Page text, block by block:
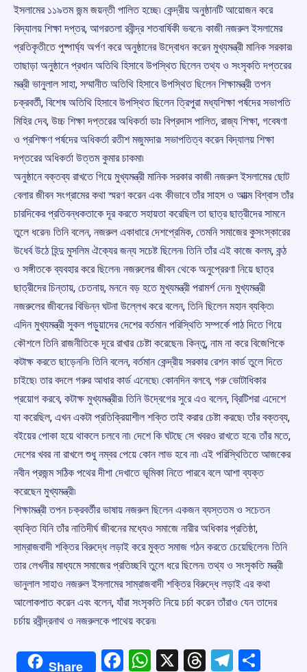
ইসলামের ১১৯তম জন্ম জয়ন্তী পালিত হচ্ছে৷ কেন্দ্রীয় অনুষ্ঠানটি আয়োজন করে
বিদ্যালয় শিক্ষা দপ্তর, আগরতলা রবীন্দ্র শতবার্ষিকী ভবনে৷ কাজী নজরুল ইসলামের
প্রতিকৃতীতে পুষ্পার্ঘ্য অর্পণ করে অনুষ্ঠানের উদ্বোধন করেন মুখ্যমন্ত্রী মানিক সরকার৷
তাছাড়া অনুষ্ঠানে প্রধান অতিথি হিসাবে উপস্থিত ছিলেন তথ্য ও সংসৃকতি দপ্তরের
মন্ত্রী ভানুলাল সাহা, সম্মানীত অতিথি হিসাবে উপস্থিত ছিলেন শিক্ষামন্ত্রী তপন
চক্রবর্তী, বিশেষ অতিথি হিসাবে উপস্থিত ছিলেন ত্রিপুরা মধ্যশিক্ষা পর্ষদের সভাপতি
মিহির দেব, উচ্চ শিক্ষা দপ্তরের অধিকর্তা ডাঃ বিপ্রদাস পালিত, রাজ্য শিক্ষা, গবেষণা
ও প্রশিক্ষণ পর্ষদের অধিকর্তা রতীশ মজুমদার৷ সভাপতিত্ব করেন বিদ্যালয় শিক্ষা
দপ্তরের অধিকর্তা উত্তম কুমার চাকমা৷
অনুষ্ঠানে বক্তব্য রাখতে গিয়ে মুখ্যমন্ত্রী মানিক সরকার কাজী নজরুল ইসলামের ছোট
বেলার জীবন সংগ্রামের কথা স্মরণ করেন এবং কীভাবে তাঁর সাহস ও আাত্ম বিশ্বাস তাঁর
চারদিকের প্রতিবন্ধকতাকে দূর করতে সহায়তা করেছিল তা ছাত্র ছাত্রীদের সামনে
তুলে ধরেন৷ তিনি বলেন, নজরুল একাধারে দেশপ্রেমিক, তেমনি সমাজের কুসংস্কারের
উধের্ব উঠে হিন্দু মুসলিম ঐক্যের জন্য সচেষ্ট ছিলেন৷ তিনি তাঁর এই কাজে কলম, কন্ঠ
ও সঙ্গীতকে ব্যবহার করে ছিলেন৷ নজরুলের জীবন থেকে অনুপ্রেরণা নিয়ে ছাত্র
ছাত্রীদের চিন্তায়, চেতনায়, মননে বড় হতে মুখ্যমন্ত্রী পরামর্শ দেন৷ মুখ্যমন্ত্রী
নজরুলের জীবনের বিভিন্ন ঘটনা উল্লেখ করে বলেন, তিনি ছিলেন মহান ব্যক্তি৷
এদিন মুখ্যমন্ত্রী সুকল পড়ুয়াদের দেশের বর্তমান পরিস্থিতি সম্পর্কে পাঠ দিতে গিয়ে
কৌশলে তিনি রাজনীতিকে দূরে রাখার চেষ্টা করেছেন৷ কিন্তু, নাম না করে বিজেপিকে
কটাক্ষ করতে ছাড়েননি৷ তিনি বলেন, বর্তমান কেন্দ্রীয় সরকার রেশন কার্ড তুলে দিতে
চাইছে৷ তার বদলে গরুর আধার কার্ড এনেছে৷ কোনদিন বলবে, গরু ভোটাধিকার
প্রয়োগ করবে, কটাক্ষ মুখ্যমন্ত্রীর৷ তিনি উদ্বেগের সুরে এও বলেন, ব্রিটিশরা এদেশে
যা করেছিল, এখন একটা প্রতিক্রিয়াশীল শক্তি তাই করার চেষ্টা করছে৷ তাঁর বক্তব্য,
বইয়ের পোকা হয়ে থাকলে চলবে না৷ দেশে কি ঘটছে সে খবরও রাখতে হবে৷ তাঁর মতে,
দেশের খবর না রাখলে শুধু নম্বর পেয়ে কোন লাভ হবে না৷ এই পরিস্থিতিতে আজকের
নবীন প্রজন্ম সঠিক পথের দীশা দেখাতে ভূমিকা নিতে পারবে বলে আশা ব্যক্ত
করেছেন মুখ্যমন্ত্রী৷
শিক্ষামন্ত্রী তপন চক্রবর্তীর ভাষায় নজরুল ছিলেন একজন ব্যস্ততম ও সচেতন
ব্যক্তি যিনি তাঁর নাতিদীর্ঘ জীবনের মধ্যেও সমাজে নারীর অধিকার প্রতিষ্ঠা,
সাম্রাজবাদী শক্তির বিরুদ্ধে লড়াই করে মুক্ত সমাজ গঠন করতে চেয়েছিলেন৷ তিনি
তার লেখনীর মাধ্যমে সমাজের প্রতিচ্ছবি তুলে ধরে ছিলেন৷ তথ্য ও সংসৃকতি মন্ত্রী
ভানুলাল সাহাও নজরুল ইসলামের সাম্রাজবাদী শক্তির বিরুদ্ধে লড়াই এর কথা
আলোকপাত করেন এবং বলেন, যাঁরা সংসৃকতি নিয়ে চর্চা করেন তাঁরাও যেন তাদের
চর্চায় রবীন্দ্রনাথ ও নজরুলকে পাথেয় করেন৷
Share Facebook
WhatsApp
X Threads